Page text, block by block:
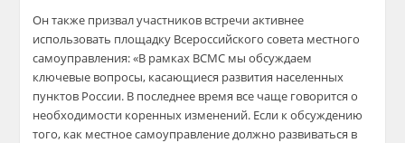
Он также призвал участников встречи активнее
использовать площадку Всероссийского совета местного
самоуправления:«В рамках ВСМС мы обсуждаем
ключевые вопросы, касающиеся развития населенных
пунктов России. В последнее время все чаще говорится о
необходимости коренных изменений. Если к обсуждению
того, как местное самоуправление должно развиваться в